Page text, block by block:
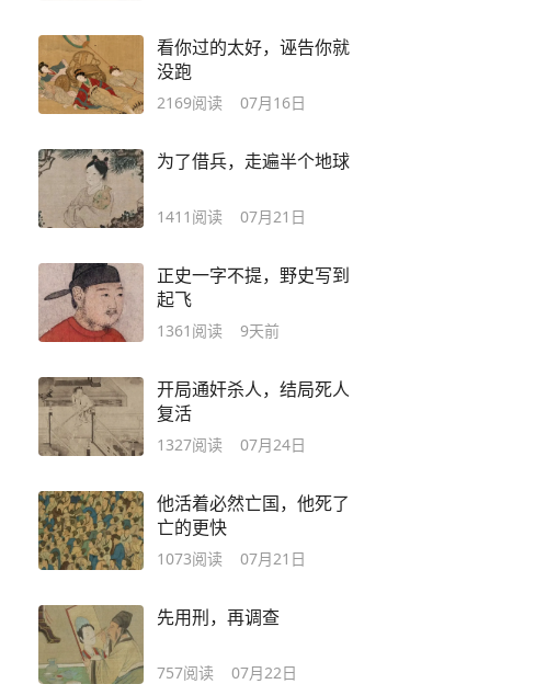
看你过的太好，诬告你就
没跑
2169阅读 07月16日
为了借兵，走遍半个地球
1411 阅读 07月21日
正史一字不提，野史写到
起飞
1361 阅读 9天前
开局通奸杀人，结局死人
复活
1327阅读 07月24日
他活着必然亡国，他死了
亡的更快
1073阅读 07月21日
先用刑，再调查
757阅读 07月22日